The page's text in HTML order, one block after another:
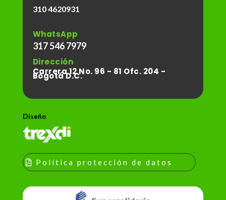
310 4620931
WhatsApp
317 546 7979
Dirección
Carrera 12 No. 96 - 81 Ofc. 204 -
Bogotá D.C.
Diseño
Política protección de datos